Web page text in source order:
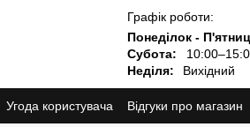
Графік роботи:
Понеділок -
Субота:
Неділя:
Вихідний
Угода користувача Відгуки про магазин